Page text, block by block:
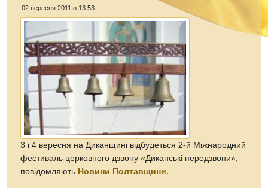
02 вересня 2011 о 13:53
3 і 4 вересня на Диканщині відбудеться 2-й Міжнародний
фестиваль церковного дзвону «Диканські передзвони»,
повідомляють Новини Полтавщини.